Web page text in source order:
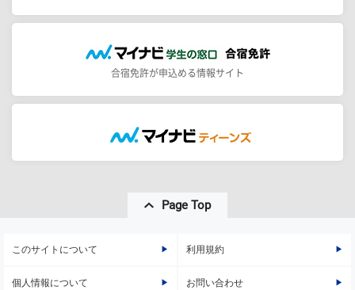
合宿免許が申込める情報サイト
Page Top
このサイトについて 利用規約
個人情報について お問い合わせ